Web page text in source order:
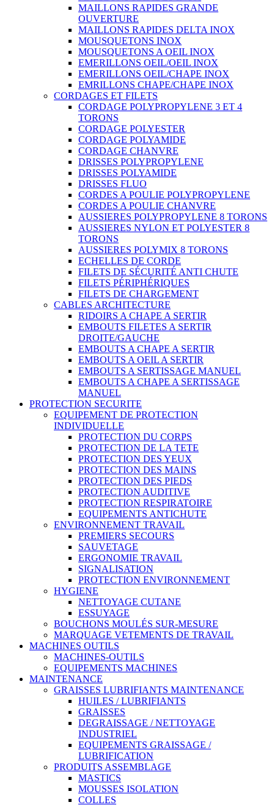
MAILLONS RAPIDES GRANDE
OUVERTURE
MAILLONS RAPIDES DELTA INOX
MOUSQUETONS INOX
MOUSQUETONS A OEIL INOX
EMERILLONS OEIL/OEIL INOX
EMERILLONS OEIL/CHAPE INOX
EMRILLONS CHAPE/CHAPE INOX
CORDAGES ET FILETS
CORDAGE POLYPROPYLENE 3 ET 4
TORONS
CORDAGE POLYESTER
CORDAGE POLYAMIDE
CORDAGE CHANVRE
DRISSES POLYPROPYLENE
DRISSES POLYAMIDE
DRISSES FLUO
CORDES A POULIE POLYPROPYLENE
CORDES A POULIE CHANVRE
AUSSIERES POLYPROPYLENE 8 TORONS
AUSSIERES NYLON ET POLYESTER 8
TORONS
AUSSIERES POLYMIX 8 TORONS
ECHELLES DE CORDE
FILETS DE SÉCURITÉ ANTI CHUTE
FILETS PÉRIPHÉRIQUES
FILETS DE CHARGEMENT
CABLES ARCHITECTURE
RIDOIRS A CHAPE A SERTIR
EMBOUTS FILETES A SERTIR
DROITE/GAUCHE
EMBOUTS A CHAPE A SERTIR
EMBOUTS A OEIL A SERTIR
EMBOUTS A SERTISSAGE MANUEL
EMBOUTS A CHAPE A SERTISSAGE
MANUEL
PROTECTION SECURITE
EQUIPEMENT DE PROTECTION
INDIVIDUELLE
PROTECTION DU CORPS
PROTECTION DE LA TETE
PROTECTION DES YEUX
PROTECTION DES MAINS
PROTECTION DES PIEDS
PROTECTION AUDITIVE
PROTECTION RESPIRATOIRE
EQUIPEMENTS ANTICHUTE
ENVIRONNEMENT TRAVAIL
PREMIERS SECOURS
SAUVETAGE
ERGONOMIE TRAVAIL
SIGNALISATION
PROTECTION ENVIRONNEMENT
HYGIENE
NETTOYAGE CUTANE
ESSUYAGE
BOUCHONS MOULÉS SUR-MESURE
MARQUAGE VETEMENTS DE TRAVAIL
MACHINES OUTILS
MACHINES-OUTILS
EQUIPEMENTS MACHINES
MAINTENANCE
GRAISSES LUBRIFIANTS MAINTENANCE
HUILES / LUBRIFIANTS
GRAISSES
DEGRAISSAGE / NETTOYAGE
INDUSTRIEL
EQUIPEMENTS GRAISSAGE /
LUBRIFICATION
PRODUITS ASSEMBLAGE
MASTICS
MOUSSES ISOLATION
COLLES